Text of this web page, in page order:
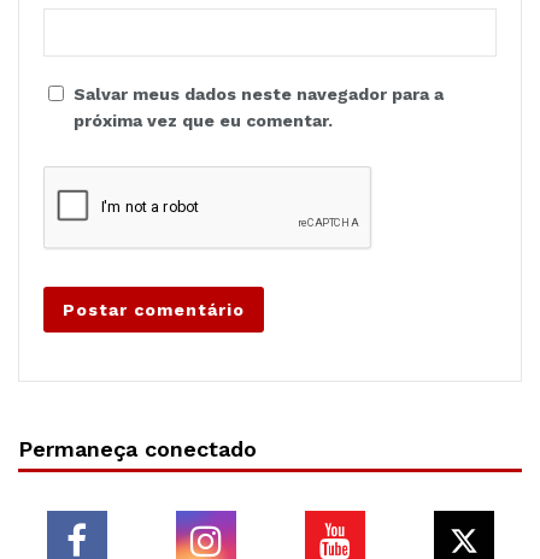
Salvar meus dados neste navegador para a
próxima vez que eu comentar.
Permaneça conectado